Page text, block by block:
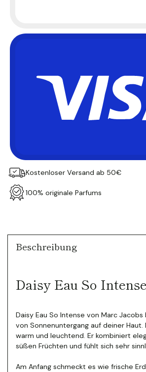
Kostenloser Versand ab 50€
100% originale Parfums
legen
Beschreibung
Daisy Eau So Intense
Daisy Eau So Intense von Marc
von Sonnenuntergang auf deiner Haut.
warm und leuchtend. Er kombiniert
süßen Früchten und fühlt sich sehr
Am Anfang schmeckt es wie frische